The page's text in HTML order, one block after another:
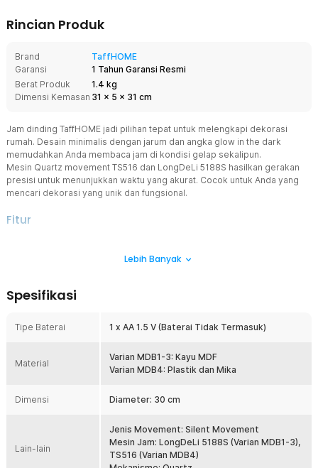
Rincian Produk
Brand
TaffHOME
Garansi
1 Tahun Garansi Resmi
Berat Produk
1.4 kg
Dimensi Kemasan 31 x 5 x 31 cm
Jam dinding TaffHOME jadi pilihan tepat untuk melengkapi dekorasi
rumah. Desain minimalis dengan jarum dan angka glow in the dark
memudahkan Anda membaca jam di kondisi gelap sekalipun.
Mesin Quartz movement TS516 dan LongDeLi 5188S hasilkan gerakan
presisi untuk menunjukkan waktu yang akurat. Cocok untuk Anda yang
mencari dekorasi yang unik dan fungsional.
Fitur
Angka dan jarum jam dinding diberi lapisan glow in the dark yang
Mesin Movement Terbaik
dan LongDeLi 5188S yang akurat dan awet. Dipadukan dengan
informasi waktu yang tepat dan presisi.
Tidur Tenang Tanpa Gangguan
yang halus dan tidak berisik. Anda pun bisa melakukan berbagai
tanpa terganggu suara jam dinding.
Daya Baterai Tahan Lama
Tak perlu khawatir kehabisan daya. Jam dinding ini menggunakan
Lebih Banyak
Spesifikasi
Tipe Baterai 1 x AA 1.5 V (Baterai Tidak Termasuk)
Material
Varian MDB1-3: Kayu MDF
Varian MDB4: Plastik dan Mika
Dimensi Diameter: 30 cm
Lain-lain
Jenis Movement: Silent Movement
Mesin Jam: LongDeLi 5188S (Varian MDB1-3),
TS516 (Varian MDB4)